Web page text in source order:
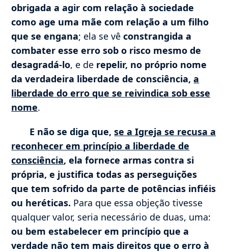
obrigada a agir com relação à sociedade
como age uma mãe com relação a um filho
que se engana; ela se vêconstrangida a
combater esse erro sob o risco mesmo de
desagradá-lo, e de repelir, no próprio nome
da verdadeira liberdade de consciência,a
liberdade do erro que se reivindica sob esse
nome.
E não se diga que,se a Igreja se recusa a
reconhecer em princípio a liberdade de
consciência, ela fornece armas contra si
própria, e justifica todas as perseguições
que tem sofrido da parte de potências infiéis
ou heréticas. Para que essa objeção tivesse
qualquer valor, seria necessário de duas, uma:
ou bem estabelecer em princípio que a
verdade não tem mais direitos que o erro à